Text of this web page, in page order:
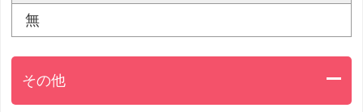
無
その他